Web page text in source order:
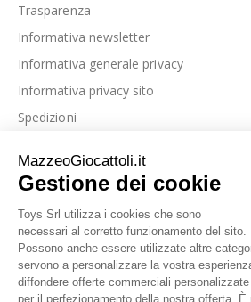
Trasparenza
Informativa newsletter
Informativa generale privacy
Informativa privacy sito
Spedizioni
La nostra azienda
Le nostre recensioni
Blog
Dove siamo
Contattaci